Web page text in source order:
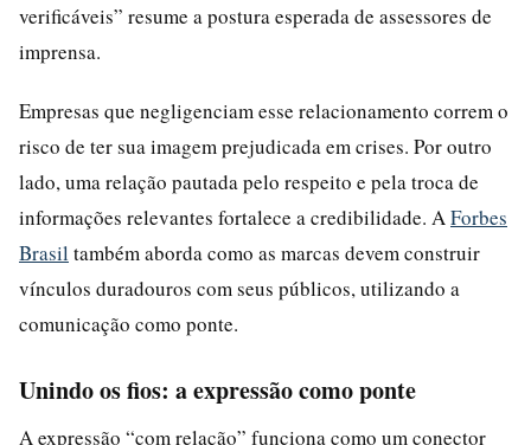
verificáveis” resume a postura esperada de assessores de
imprensa.
Empresas que negligenciam esse relacionamento correm o
risco de ter sua imagem prejudicada em crises. Por outro
lado, uma relação pautada pelo respeito e pela troca de
informações relevantes fortalece a credibilidade. A Forbes
Brasil também aborda como as marcas devem construir
vínculos duradouros com seus públicos, utilizando a
comunicação como ponte.
Unindo os fios: a expressão como ponte
A expressão “com relação” funciona como um conector